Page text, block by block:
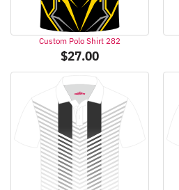
Custom Polo Shirt 282
$27.00